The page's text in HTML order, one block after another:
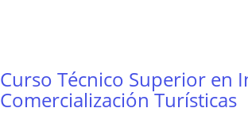
Curso Técnico Superior en
Comercialización Turísticas